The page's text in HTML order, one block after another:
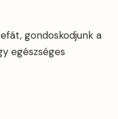
gondoskodjunk a
egészséges